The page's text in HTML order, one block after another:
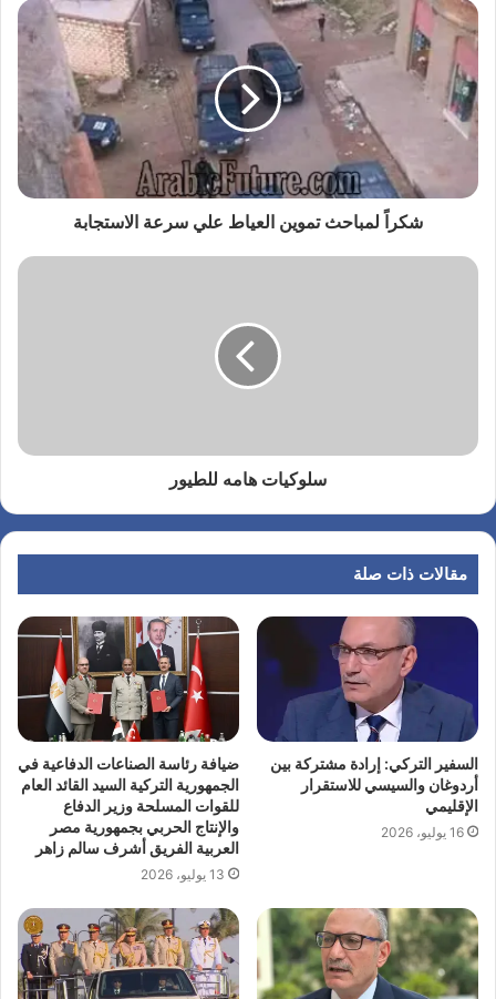
شكراً لمباحث تموين العياط علي سرعة الاستجابة
سلوكيات هامه للطيور
مقالات ذات صلة
السفير التركي: إرادة مشتركة بين
أردوغان والسيسي للاستقرار
الإقليمي
16 يوليو، 2026
ضيافة رئاسة الصناعات الدفاعية في
الجمهورية التركية السيد القائد العام
للقوات المسلحة وزير الدفاع
والإنتاج الحربي بجمهورية مصر
العربية الفريق أشرف سالم زاهر
13 يوليو، 2026